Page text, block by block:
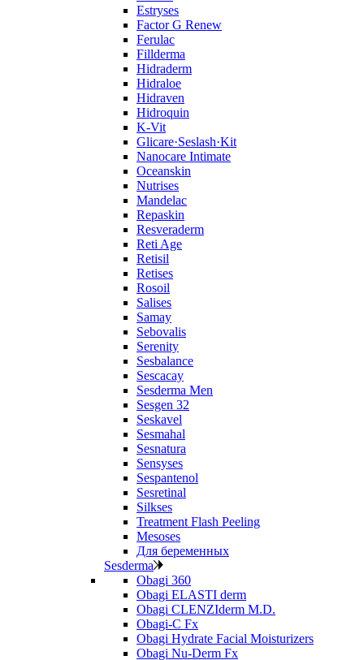
Estryses
Factor G Renew
Ferulac
Fillderma
Hidraderm
Hidraloe
Hidraven
Hidroquin
K-Vit
Glicare·Seslash·Kit
Nanocare Intimate
Oceanskin
Nutrises
Mandelac
Repaskin
Resveraderm
Reti Age
Retisil
Retises
Rosoil
Salises
Samay
Sebovalis
Serenity
Sesbalance
Sescacay
Sesderma Men
Sesgen 32
Seskavel
Sesmahal
Sesnatura
Sensyses
Sespantenol
Sesretinal
Silkses
Treatment Flash Peeling
Mesoses
Для беременных
Sesderma
Obagi 360
Obagi ELASTI derm
Obagi CLENZIderm M.D.
Obagi-C Fx
Obagi Hydrate Facial Moisturizers
Obagi Nu-Derm Fx